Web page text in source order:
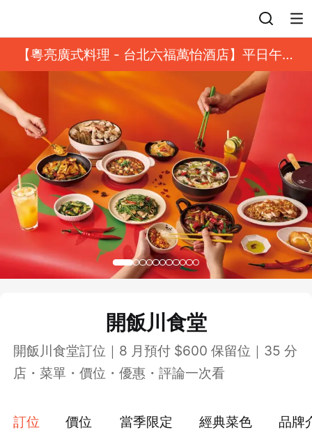
【粵亮廣式料理 - 台北六福萬怡酒店】平日午餐
8 折起｜靓港點套餐
開飯川食堂
開飯川食堂訂位｜8 月預付 $600 保留位｜35 分
店・菜單・價位・優惠・評論一次看
訂位 價位 當季限定 經典菜色 品牌